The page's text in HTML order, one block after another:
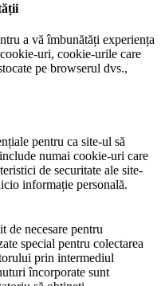
a vă îmbunătăți experiența
uri, cookie-urile care
pe browserul dvs.,
pentru ca site-ul să
numai cookie-uri care
de securitate ale site-
informație personală.
de necesare pentru
special pentru colectarea
prin intermediul
încorporate sunt